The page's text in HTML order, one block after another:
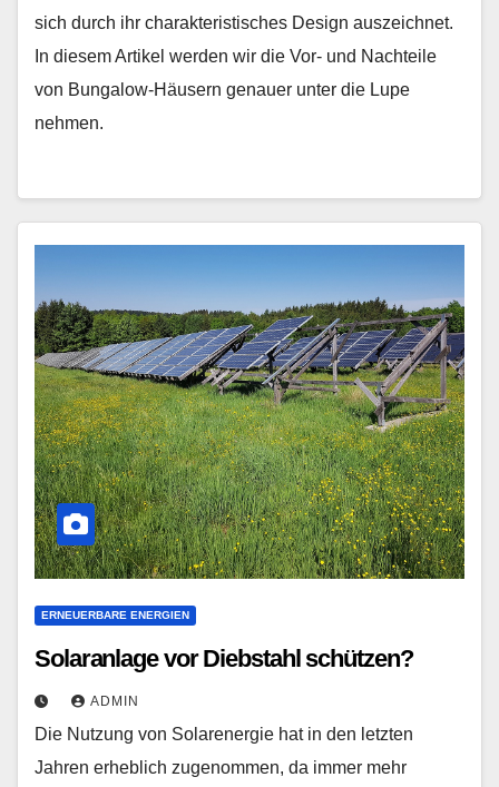
sich durch ihr charakteristisches Design auszeichnet.
In diesem Artikel werden wir die Vor- und Nachteile
von Bungalow-Häusern genauer unter die Lupe
nehmen.
ERNEUERBARE ENERGIEN
Solaranlage vor Diebstahl schützen?
ADMIN
Die Nutzung von Solarenergie hat in den letzten
Jahren erheblich zugenommen, da immer mehr